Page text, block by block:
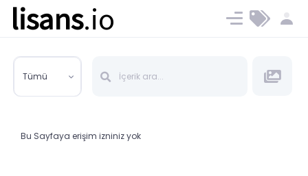
lisans.io Ücret ve Planlar
Tümü
Bu Sayfaya erişim izniniz yok